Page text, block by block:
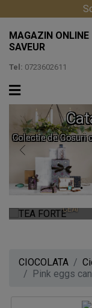
MAGAZIN ONLINE
SAVEUR
Tel: 0723602611
Colectie de Cosuri
TEA
CEAI
CIOCOLATA
Pink eggs